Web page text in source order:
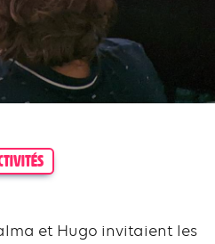
et Hugo invitaient les